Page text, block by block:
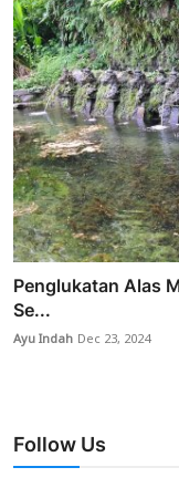
Penglukatan Alas
Se...
Ayu Indah Dec 23, 2024
Follow Us